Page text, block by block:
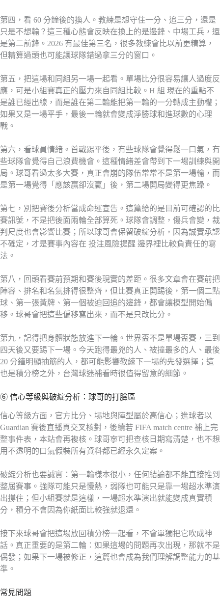
第四，看 60 分鐘後的換人。教練是想守住一分、追三分，還是
只是不想輸？這三種心態會反映在換上的是邊鋒、中場工兵，還
是第二前鋒。2026 有最佳第三名，很多教練會比以前更精算，
但精算過頭也可能讓球隊錯過拿三分的窗口。
第五，把這場和同組另一場一起看。單場比分很容易讓人過度反
應，可是小組賽真正的壓力來自同組比較。H 組 現在的重點不
是誰已經出線，而是誰在第二輪能把第一輪的一分轉成主動權；
如果又是一場平手，最後一輪就會變成淨勝球和進球數的心理
戰。
第六，看球員情緒。首戰踢平後，有些球隊會覺得鬆一口氣，有
些球隊會覺得自己浪費機會。這種情緒差會帶到下一場訓練與開
局。球哥看過太多大賽，真正會崩的隊伍常常不是第一場輸，而
是第一場覺得「應該贏卻沒贏」後，第二場開局變得更焦躁。
第七，別把賽後分析當成命運宣告。這篇給的是目前可確認的比
賽訊號，不是把後面兩輪全部算死。球隊會調整，傷兵會變，裁
判尺度也會影響比賽；所以球哥會保留破綻分析，因為誠實承認
不確定，才是賽事內容在 投注風險提醒 邊界裡比較負責任的寫
法。
第八，回頭看賽前預期和賽後現實的差距。很多文章會在賽前把
陣容、排名和名氣排得很整齊，但比賽真正開踢後，第一個二點
球、第一張黃牌、第一個被迫回追的邊鋒，都會讓模型開始偏
移。球哥會把這些偏移寫出來，而不是只改比分。
第九，記得把身體狀態放進下一輪。世界盃不是單場盃賽，三到
四天後又要踢下一場。今天跑得最兇的人、被撞最多的人、最後
20 分鐘明顯抽筋的人，都可能影響教練下一場的先發選擇；這
也是積分榜之外，台灣球迷補看時很值得留意的細節。
⑥ 信心等級與破綻分析：球哥的打臉區
信心等級方面，官方比分、場地與陣型屬於高信心；進球者以
Guardian 賽後直播頁交叉核對，後續若 FIFA match centre 補上完
整事件表，本站會再複核。球哥寧可把查核日期寫清楚，也不想
用不透明的口氣假裝所有資料都已經永久定案。
破綻分析也要誠實：第一輪樣本很小，任何結論都不能直接推到
整屆賽事。強隊可能只是慢熱，弱隊也可能只是靠一場超水準演
出撐住；但小組賽就是這樣，一場超水準演出就能變成真實積
分，積分不會因為你紙面比較強就退還。
接下來球哥會把這場放回積分榜一起看，不會單獨把它吹成神
話。真正重要的是第二輪：如果這場的問題再次出現，那就不是
偶發；如果下一場被修正，這篇也會成為我們理解調整能力的基
準。
常見問題